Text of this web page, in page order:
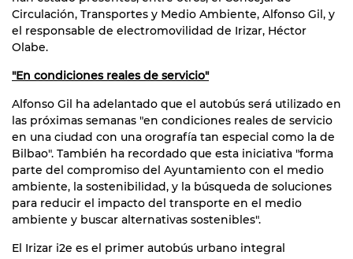
Circulación, Transportes y Medio Ambiente, Alfonso Gil, y
el responsable de electromovilidad de Irizar, Héctor
Olabe.
"En condiciones reales de servicio"
Alfonso Gil ha adelantado que el autobús será utilizado en
las próximas semanas "en condiciones reales de servicio
en una ciudad con una orografía tan especial como la de
Bilbao". También ha recordado que esta iniciativa "forma
parte del compromiso del Ayuntamiento con el medio
ambiente, la sostenibilidad, y la búsqueda de soluciones
para reducir el impacto del transporte en el medio
ambiente y buscar alternativas sostenibles".
El Irizar i2e es el primer autobús urbano integral